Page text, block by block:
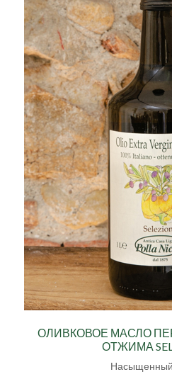
ОЛИВКОВОЕ МАСЛО
ОТЖИМА
Насыщенный